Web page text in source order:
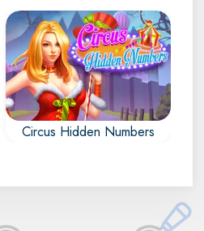
Circus Hidden Numbers
están ocultos en el circo.